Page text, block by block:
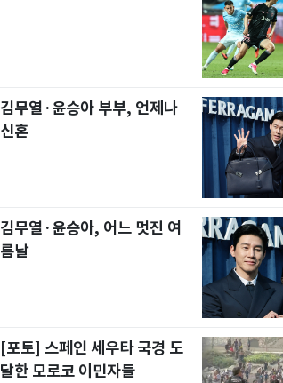
김무열·윤승아 부부, 언제나
신혼
김무열·윤승아, 어느 멋진 여
름날
[포토] 스페인 세우타 국경 도
달한 모로코 이민자들